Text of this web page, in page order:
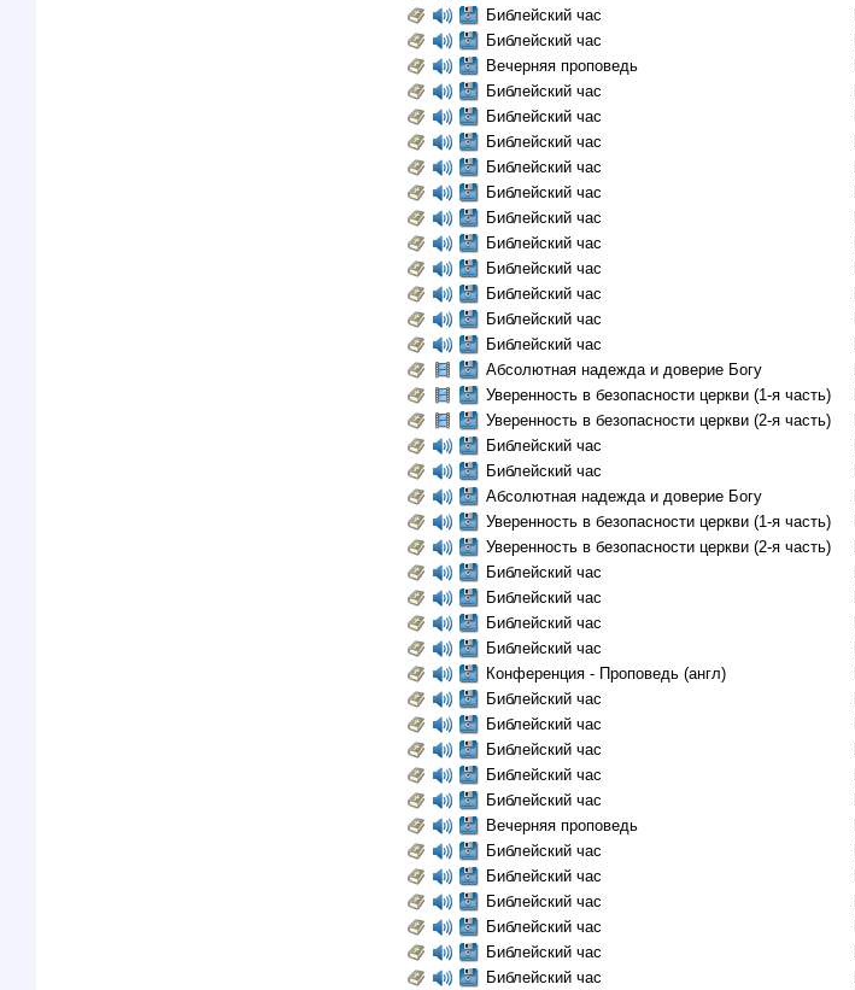
Библейский час
Библейский час
Вечерняя проповедь
Библейский час
Библейский час
Библейский час
Библейский час
Библейский час
Библейский час
Библейский час
Библейский час
Библейский час
Библейский час
Библейский час
Абсолютная надежда и доверие Богу
Уверенность в безопасности церкви (1-я часть)
Уверенность в безопасности церкви (2-я часть)
Библейский час
Библейский час
Абсолютная надежда и доверие Богу
Уверенность в безопасности церкви (1-я часть)
Уверенность в безопасности церкви (2-я часть)
Библейский час
Библейский час
Библейский час
Библейский час
Конференция - Проповедь (aнгл)
Библейский час
Библейский час
Библейский час
Библейский час
Библейский час
Вечерняя проповедь
Библейский час
Библейский час
Библейский час
Библейский час
Библейский час
Библейский час